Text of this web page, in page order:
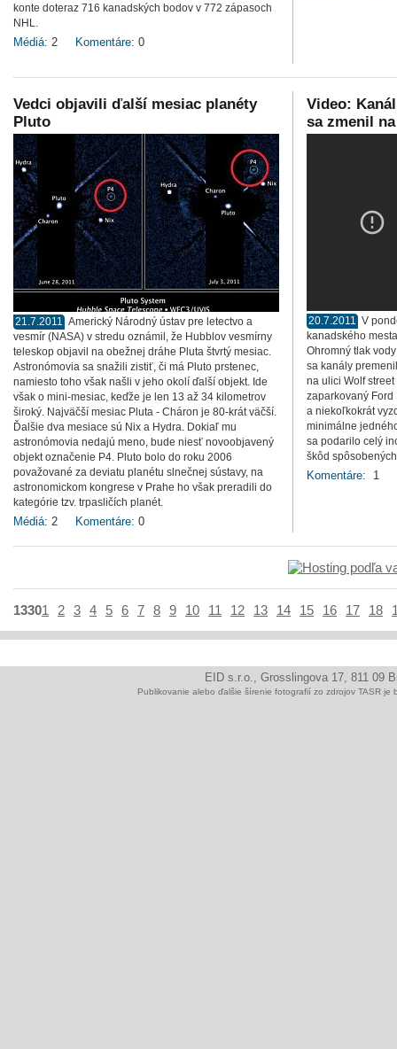
konte doteraz 716 kanadských bodov v 772 zápasoch
NHL.
Médiá: 2 Komentáre: 0
Vedci objavili ďalší mesiac planéty
Pluto
21.7.2011 Americký Národný ústav pre letectvo a
vesmír (NASA) v stredu oznámil, že Hubblov vesmírny
teleskop objavil na obežnej dráhe Pluta štvrtý mesiac.
Astronómovia sa snažili zistiť, či má Pluto prstenec,
namiesto toho však našli v jeho okolí ďalší objekt. Ide
však o mini-mesiac, keďže je len 13 až 34 kilometrov
široký. Najväčší mesiac Pluta - Cháron je 80-krát väčší.
Ďalšie dva mesiace sú Nix a Hydra. Dokiaľ mu
astronómovia nedajú meno, bude niesť novoobjavený
objekt označenie P4. Pluto bolo do roku 2006
považované za deviatu planétu slnečnej sústavy, na
astronomickom kongrese v Prahe ho však preradili do
kategórie tzv. trpasličích planét.
Médiá: 2 Komentáre: 0
Video:
sa zmenil
20.7.2011 V
kanadského
Ohromný tlak
sa kanály
na ulici Wolf
zaparkovaný Ford
a niekoľkokrát
minimálne
sa podarilo celý
škôd
Komentáre: 1
13301 2 3 4 5 6 7 8 9 10 11 12 13 14 15 16 17 18
EID s.r.o., Grosslingova 17, 811 09
Publikovanie alebo ďalšie šírenie fotografií zo zdrojov TASR